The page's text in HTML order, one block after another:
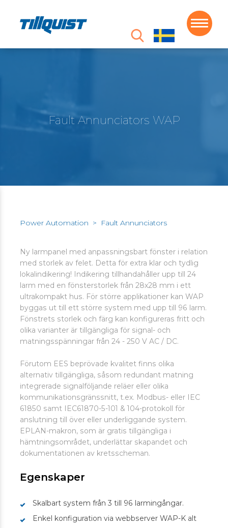
Fault Annunciators WAP
Power Automation > Fault Annunciators
Ny larmpanel med anpassningsbart fönster i relation
med storlek av felet. Detta för extra klar och tydlig
lokalindikering! Indikering tillhandahåller upp till 24
larm med en fönsterstorlek från 28x28 mm i ett
ultrakompakt hus. För större applikationer kan WAP
byggas ut till ett större system med upp till 96 larm.
Fönstrets storlek och färg kan konfigureras fritt och
olika varianter är tillgängliga för signal- och
matningsspänningar från 24 - 250 V AC / DC.
Förutom EES beprövade kvalitet finns olika
alternativ tillgängliga, såsom redundant matning
integrerade signalföljande reläer eller olika
kommunikationsgränssnitt, t.ex. Modbus- eller IEC
61850 samt IEC61870-5-101 & 104-protokoll för
anslutning till över eller underliggande system.
EPLAN-makron, som är gratis tillgängliga i
hämtningsområdet, underlättar skapandet och
dokumentationen av kretsscheman.
Egenskaper
Skalbart system från 3 till 96 larmingångar.
Enkel konfiguration via webbserver WAP-K alt